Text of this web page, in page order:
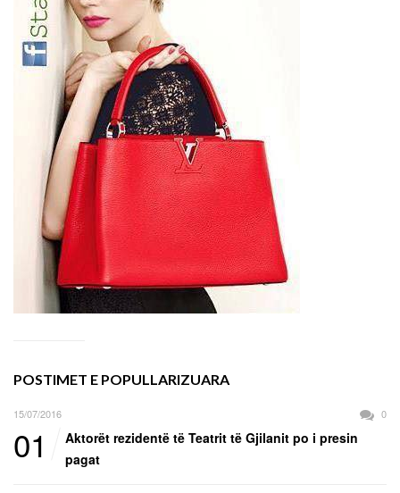
POSTIMET E POPULLARIZUARA
15/07/2016 0
01
Aktorët rezidentë të Teatrit të Gjilanit po i presin
pagat